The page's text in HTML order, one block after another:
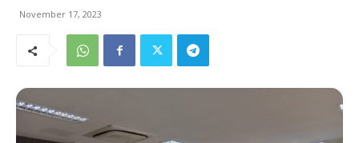
November 17, 2023